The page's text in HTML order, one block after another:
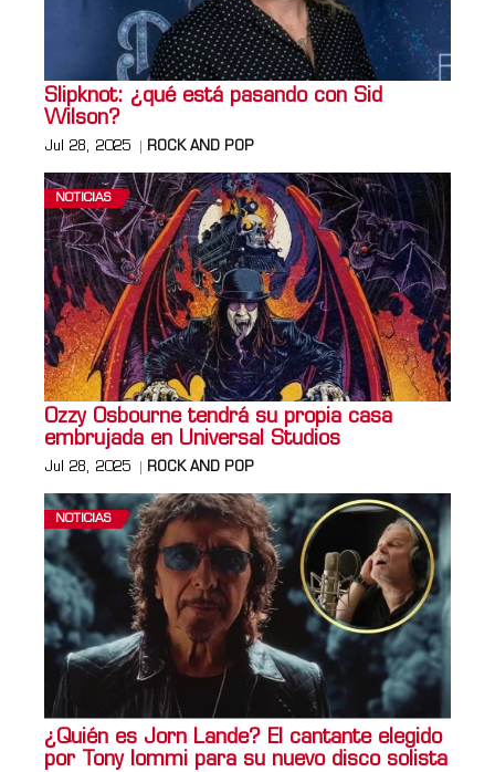
Slipknot: ¿qué está pasando con Sid
Wilson?
Jul 28, 2025 ROCK AND POP
NOTICIAS
Ozzy Osbourne tendrá su propia casa
embrujada en Universal Studios
Jul 28, 2025 ROCK AND POP
NOTICIAS
¿Quién es Jorn Lande? El cantante elegido
por Tony Iommi para su nuevo disco solista